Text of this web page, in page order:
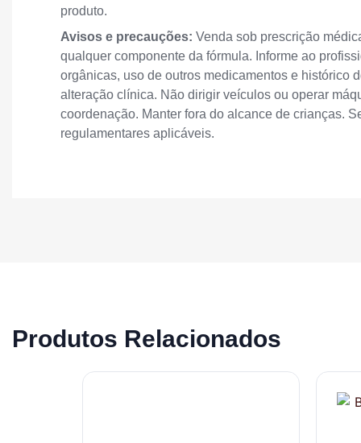
produto.
Avisos e precauções: Venda sob prescrição
qualquer componente da fórmula. Informe ao
orgânicas, uso de outros medicamentos e histórico
alteração clínica. Não dirigir veículos ou operar
coordenação. Manter fora do alcance de crianças.
regulamentares aplicáveis.
Produtos Relacionados